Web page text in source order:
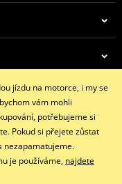
podle normy CE
pro zvýšení pasivní
kapsy na stehnech.
zipem, takže lze
jízdu na motorce, i my se
vám mohli
potřebujeme si
Pokud si přejete zůstat
nezapamatujeme.
je používáme, najdete